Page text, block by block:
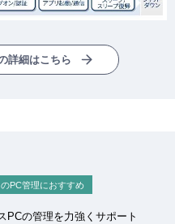
詳細はこちら
PC管理におすすめ
PCの管理を力強くサポート